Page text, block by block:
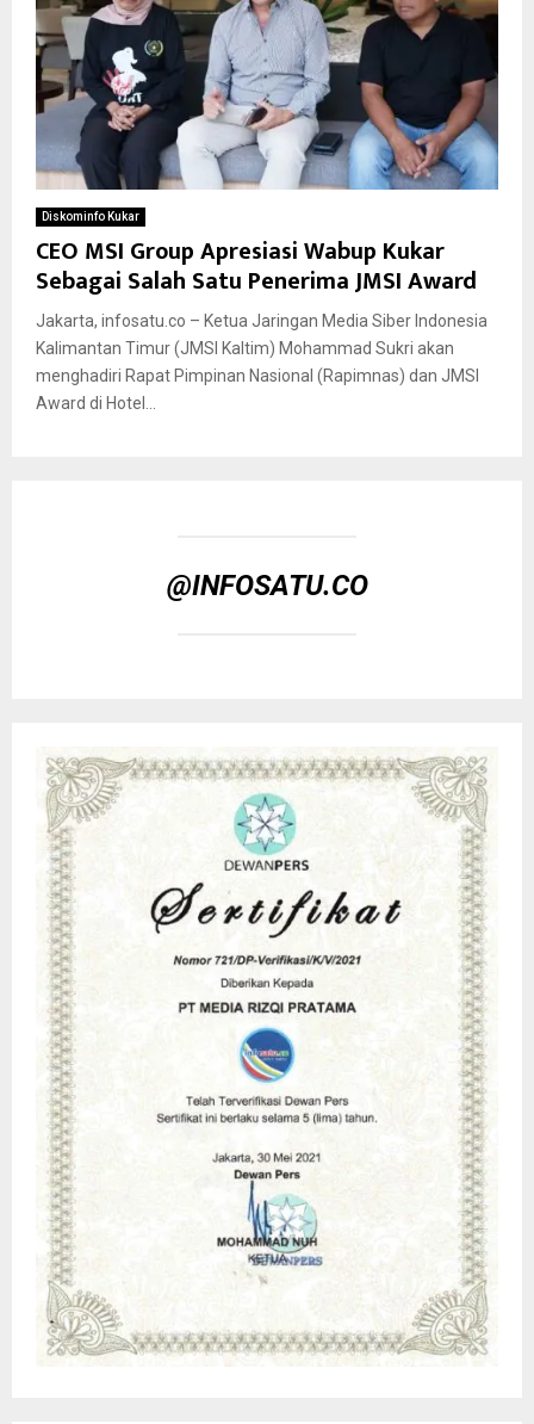
Diskominfo Kukar
CEO MSI Group Apresiasi Wabup Kukar
Sebagai Salah Satu Penerima JMSI Award
Jakarta, infosatu.co – Ketua Jaringan Media Siber Indonesia
Kalimantan Timur (JMSI Kaltim) Mohammad Sukri akan
menghadiri Rapat Pimpinan Nasional (Rapimnas) dan JMSI
Award di Hotel...
@INFOSATU.CO